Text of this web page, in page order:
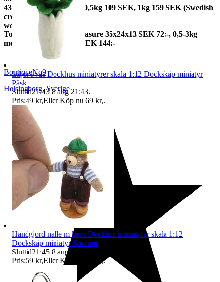
43 SEK, 250gr 85 SEK, 0,5kg 109 SEK, 1kg 159 SEK (Swedish
crown
worldwide price freight)
To Denmark 0,5-3kg measure 35x24x13 SEK 72:-, 0,5-3kg
measure 40x40x140cm SEK 144:-
BoutiqueNo9
Helsingborg,Sverige
Liljor i vas Dockhus miniatyrer skala 1:12 Dockskåp miniatyr
Påsk
Sluttid21:43 8 aug 21:43.
Pris:49 kr,Eller Köp nu 69 kr,.
Handgjord nalle m keps Dockhus miniatyrer skala 1:12
Dockskåp miniatyr Sovrum
Sluttid21:45 8 aug 21:45
Pris:59 kr,Eller Köp nu ,.